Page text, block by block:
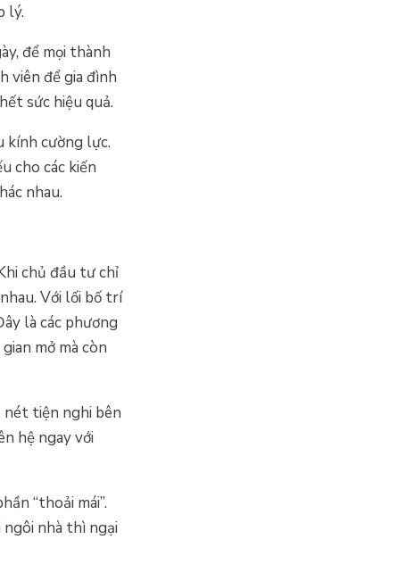
lý.
để mọi thành
viên để gia đình
sức hiệu quả.
kính cường lực.
cho các kiến
nhau.
chủ đầu tư chỉ
Với lối bố trí
là các phương
mở mà còn
nét tiện nghi bên
hệ ngay với
“thoải mái”.
nhà thì ngại